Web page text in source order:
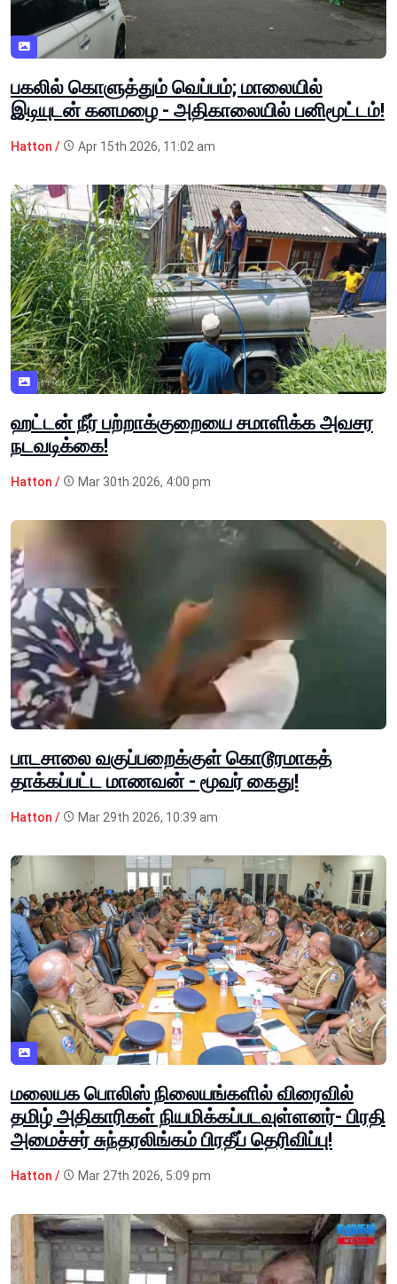
பகலில் கொளுத்தும் வெப்பம்; மாலையில்
இடியுடன் கனமழை - அதிகாலையில் பனிமூட்டம்!
Hatton / Apr 15th 2026, 11:02 am
ஹட்டன் நீர் பற்றாக்குறையை சமாளிக்க அவசர
நடவடிக்கை!
Hatton / Mar 30th 2026, 4:00 pm
பாடசாலை வகுப்பறைக்குள் கொடூரமாகத்
தாக்கப்பட்ட மாணவன் - மூவர் கைது!
Hatton / Mar 29th 2026, 10:39 am
மலையக பொலிஸ் நிலையங்களில் விரைவில்
தமிழ் அதிகாரிகள் நியமிக்கப்படவுள்ளனர்- பிரதி
அமைச்சர் சுந்தரலிங்கம் பிரதீப் தெரிவிப்பு!
Hatton / Mar 27th 2026, 5:09 pm